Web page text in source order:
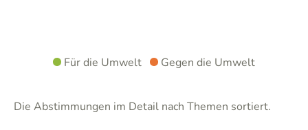
Für die Umwelt Gegen die Umwelt
Die Abstimmungen im Detail nach Themen sortiert.